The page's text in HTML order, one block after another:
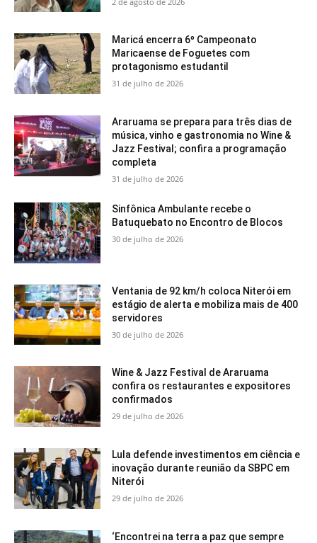
Maricá encerra 6º Campeonato
Maricaense de Foguetes com
protagonismo estudantil
31 de julho de 2026
Araruama se prepara para três dias de
música, vinho e gastronomia no Wine &
Jazz Festival; confira a programação
completa
31 de julho de 2026
Sinfônica Ambulante recebe o
Batuquebato no Encontro de Blocos
30 de julho de 2026
Ventania de 92 km/h coloca Niterói em
estágio de alerta e mobiliza mais de 400
servidores
30 de julho de 2026
Wine & Jazz Festival de Araruama
confira os restaurantes e expositores
confirmados
29 de julho de 2026
Lula defende investimentos em ciência e
inovação durante reunião da SBPC em
Niterói
29 de julho de 2026
‘Encontrei na terra a paz que sempre